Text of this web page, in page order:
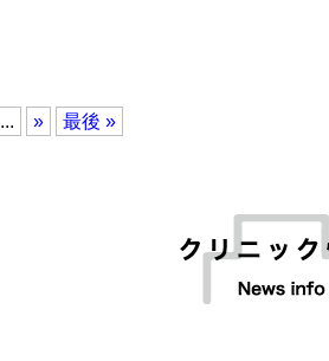
... » 最後 »